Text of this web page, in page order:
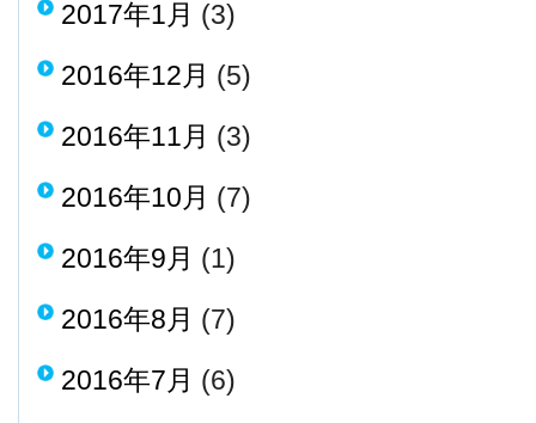
2017年1月 (3)
2016年12月 (5)
2016年11月 (3)
2016年10月 (7)
2016年9月 (1)
2016年8月 (7)
2016年7月 (6)